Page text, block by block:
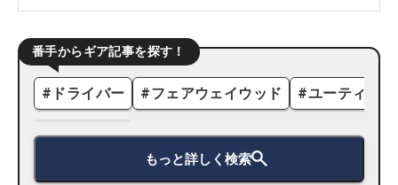
番手からギア記事を探す！
# ドライバー #フェアウェイウッド #ユーティリ
もっと詳しく検索